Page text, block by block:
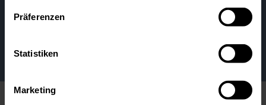
Präferenzen
Statistiken
Marketing